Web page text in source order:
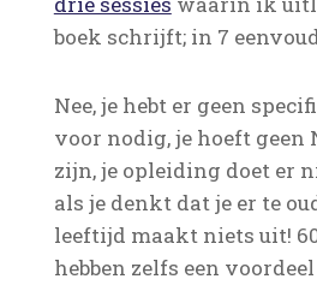
boek schrijft; in 7
Nee, je hebt er geen
voor nodig, je hoeft geen
zijn, je opleiding doet er
als je denkt dat je er te
leeftijd maakt niets uit!
hebben zelfs een